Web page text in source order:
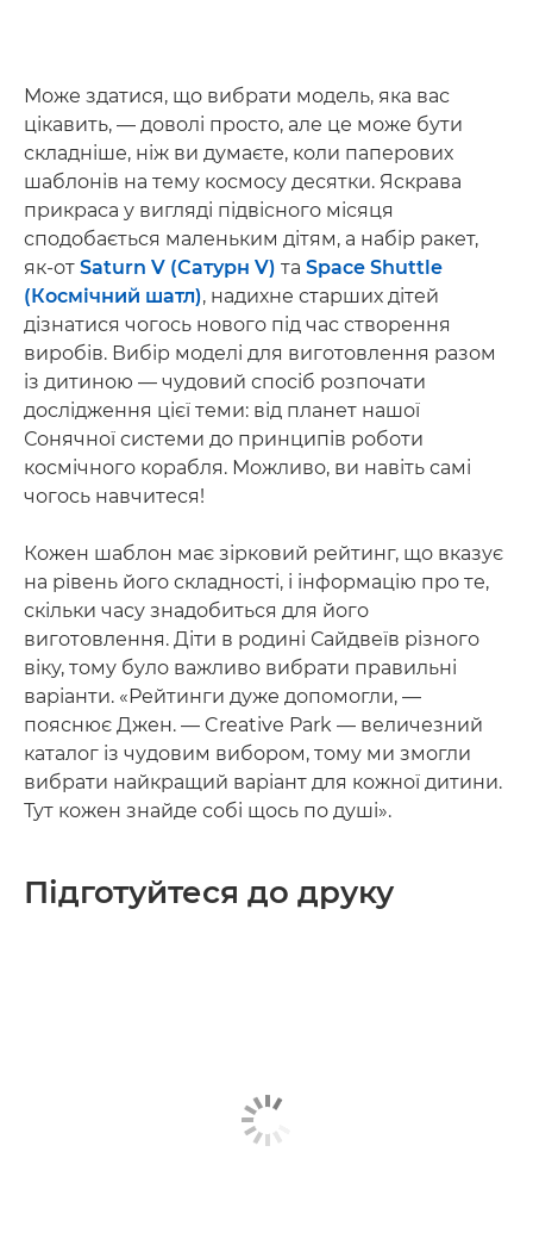
Може здатися, що вибрати модель, яка вас
цікавить, — доволі просто, але це може бути
складніше, ніж ви думаєте, коли паперових
шаблонів на тему космосу десятки. Яскрава
прикраса у вигляді підвісного місяця
сподобається маленьким дітям, а набір ракет,
як-от Saturn V (Сатурн V) та Space Shuttle
(Космічний шатл), надихне старших дітей
дізнатися чогось нового під час створення
виробів. Вибір моделі для виготовлення разом
із дитиною — чудовий спосіб розпочати
дослідження цієї теми: від планет нашої
Сонячної системи до принципів роботи
космічного корабля. Можливо, ви навіть самі
чогось навчитеся!
Кожен шаблон має зірковий рейтинг, що вказує
на рівень його складності, і інформацію про те,
скільки часу знадобиться для його
виготовлення. Діти в родині Сайдвеїв різного
віку, тому було важливо вибрати правильні
варіанти. «Рейтинги дуже допомогли, —
пояснює Джен. — Creative Park — величезний
каталог із чудовим вибором, тому ми змогли
вибрати найкращий варіант для кожної дитини.
Тут кожен знайде собі щось по душі».
Підготуйтеся до друку